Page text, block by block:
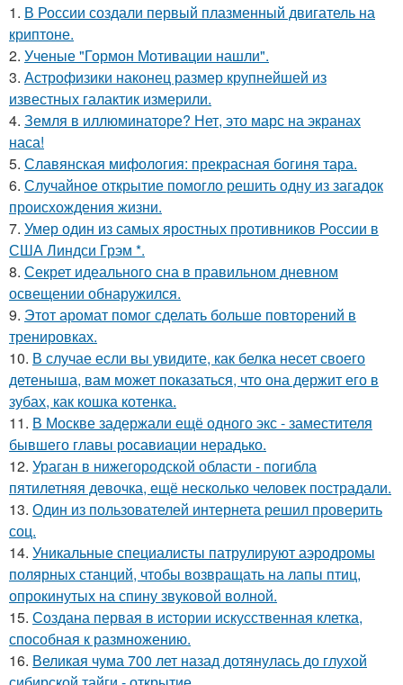
1. В России создали первый плазменный двигатель на
криптоне.
2. Ученые "Гормон Мотивации нашли".
3. Астрофизики наконец размер крупнейшей из
известных галактик измерили.
4. Земля в иллюминаторе? Нет, это марс на экранах
наса!
5. Славянская мифология: прекрасная богиня тара.
6. Случайное открытие помогло решить одну из загадок
происхождения жизни.
7. Умер один из самых яростных противников России в
США Линдси Грэм *.
8. Секрет идеального сна в правильном дневном
освещении обнаружился.
9. Этот аромат помог сделать больше повторений в
тренировках.
10. В случае если вы увидите, как белка несет своего
детеныша, вам может показаться, что она держит его в
зубах, как кошка котенка.
11. В Москве задержали ещё одного экс - заместителя
бывшего главы росавиации нерадько.
12. Ураган в нижегородской области - погибла
пятилетняя девочка, ещё несколько человек пострадали.
13. Один из пользователей интернета решил проверить
соц.
14. Уникальные специалисты патрулируют аэродромы
полярных станций, чтобы возвращать на лапы птиц,
опрокинутых на спину звуковой волной.
15. Создана первая в истории искусственная клетка,
способная к размножению.
16. Великая чума 700 лет назад дотянулась до глухой